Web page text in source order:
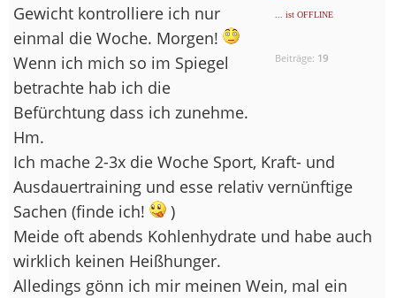
... ist OFFLINE
Beiträge: 19
Gewicht kontrolliere ich nur
einmal die Woche. Morgen!
Wenn ich mich so im Spiegel
betrachte hab ich die
Befürchtung dass ich zunehme.
Hm.
Ich mache 2-3x die Woche Sport, Kraft- und
Ausdauertraining und esse relativ vernünftige
Sachen (finde ich!
)
Meide oft abends Kohlenhydrate und habe auch
wirklich keinen Heißhunger.
Alledings gönn ich mir meinen Wein, mal ein